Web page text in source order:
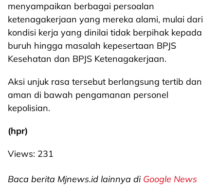
menyampaikan berbagai persoalan
ketenagakerjaan yang mereka alami, mulai dari
kondisi kerja yang dinilai tidak berpihak kepada
buruh hingga masalah kepesertaan BPJS
Kesehatan dan BPJS Ketenagakerjaan.
Aksi unjuk rasa tersebut berlangsung tertib dan
aman di bawah pengamanan personel
kepolisian.
(hpr)
Views: 231
Baca berita Mjnews.id lainnya di Google News